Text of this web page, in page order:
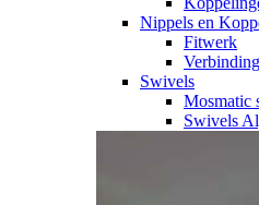
Nippels en
Fitwerk
Swivels
Mosmatic
Swivels